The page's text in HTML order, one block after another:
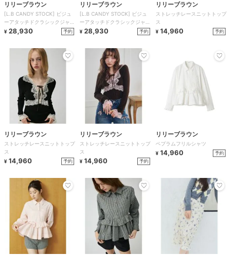
リリーブラウン
[L.B CANDY STOCK] ビジュ
ーアタッチドクラシックジャケ
ット
¥ 28,930 予約
リリーブラウン
[L.B CANDY STOCK] ビジュ
ーアタッチドクラシックジャケ
ット
¥ 28,930 予約
リリーブラウン
ストレッチレースニットトップ
ス
¥ 14,960 予約
リリーブラウン
ストレッチレースニットトップ
ス
¥ 14,960 予約
リリーブラウン
ストレッチレースニットトップ
ス
¥ 14,960 予約
リリーブラウン
ペプラムフリルシャツ
¥ 14,960 予約